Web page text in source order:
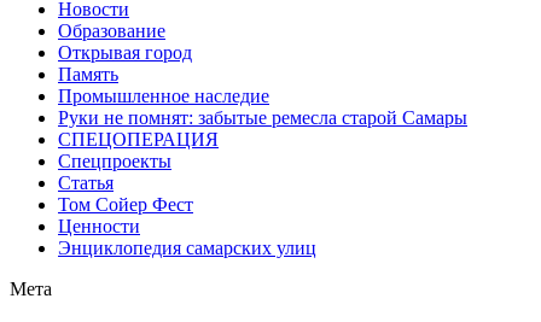
Новости
Образование
Открывая город
Память
Промышленное наследие
Руки не помнят: забытые ремесла старой Самары
СПЕЦОПЕРАЦИЯ
Спецпроекты
Статья
Том Сойер Фест
Ценности
Энциклопедия самарских улиц
Мета